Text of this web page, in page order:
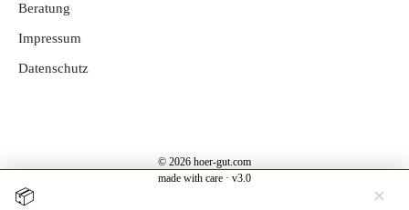
Beratung
Impressum
Datenschutz
© 2026 hoer-gut.com
made with care · v3.0
📦 ×